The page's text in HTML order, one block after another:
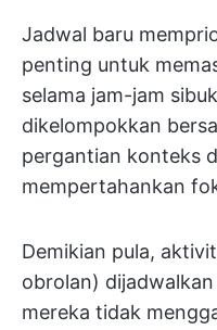
Jadwal baru
penting untuk
selama jam-jam
dikelompokkan
pergantian konteks
mempertahankan
Demikian pula,
obrolan)
mereka tidak